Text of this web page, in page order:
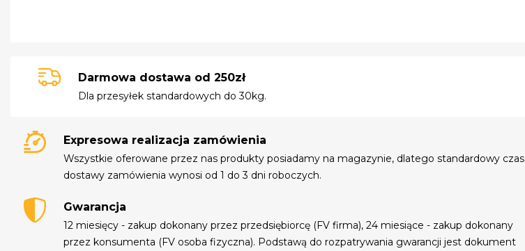
Darmowa dostawa od 250zł
Dla przesyłek standardowych do 30kg.
Expresowa realizacja zamówienia
Wszystkie oferowane przez nas produkty posiadamy na magazynie, dlatego standardowy czas
dostawy zamówienia wynosi od 1 do 3 dni roboczych.
Gwarancja
12 miesięcy - zakup dokonany przez przedsiębiorcę (FV firma), 24 miesiące - zakup dokonany
przez konsumenta (FV osoba fizyczna). Podstawą do rozpatrywania gwarancji jest dokument